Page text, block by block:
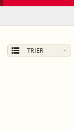
TRIER